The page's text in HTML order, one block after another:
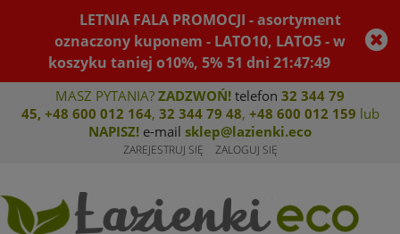
LETNIA FALA PROMOCJI - asortyment
oznaczony kuponem - LATO10, LATO5 - w
koszyku taniej o10%, 5% 51 dni21:47:49
MASZ PYTANIA? ZADZWOŃ! telefon 32 344 79
45, +48 600 012 164, 32 344 79 48, +48 600 012 159 lub
NAPISZ! e-mail sklep@lazienki.eco
ZAREJESTRUJ SIĘ ZALOGUJ SIĘ